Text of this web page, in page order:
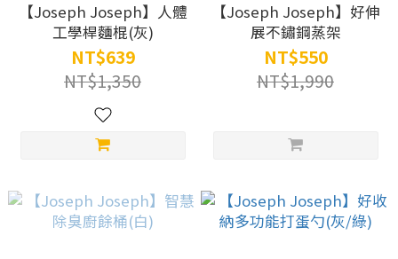
【Joseph Joseph】人體
工學桿麵棍(灰)
NT$639
NT$1,350
【Joseph Joseph】好伸
展不鏽鋼蒸架
NT$550
NT$1,990